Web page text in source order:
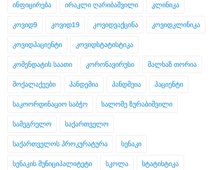
ინფიცირება ირაკლი ღარიბაშვილი კლინიკა
კოვიდ9 კოვიდ19 კოვიდვაქცინა კოვიდკლინიკა
კოვიდპაციენტი კოვიდსტატისტიკა
კომენდატის საათი კორონავირუსი მალხაზ თორია
მოქალაქეები პანდემია პანდმეია პაციენტი
საკოორდინაციო საბჭო სალომე ზურაბიშვილი
სამეგრელო საქართველო
საქართველოს პროკურატურა სენაკი
სენაკის მუნიციპალიტეტი სკოლა სტატისტიკა